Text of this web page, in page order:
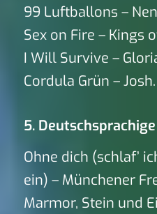
99 Luftballons –
Sex on Fire – Kings
I Will Survive –
Cordula Grün – Josh.
5.
Ohne dich (schlaf’
ein) – Münchener
Marmor, Stein und